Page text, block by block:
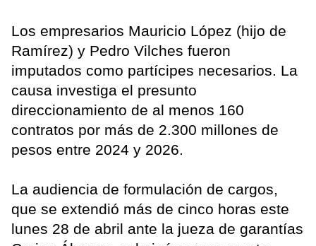
Los empresarios Mauricio López (hijo de
Ramírez) y Pedro Vilches fueron
imputados como partícipes necesarios. La
causa investiga el presunto
direccionamiento de al menos 160
contratos por más de 2.300 millones de
pesos entre 2024 y 2026.
La audiencia de formulación de cargos,
que se extendió más de cinco horas este
lunes 28 de abril ante la jueza de garantías